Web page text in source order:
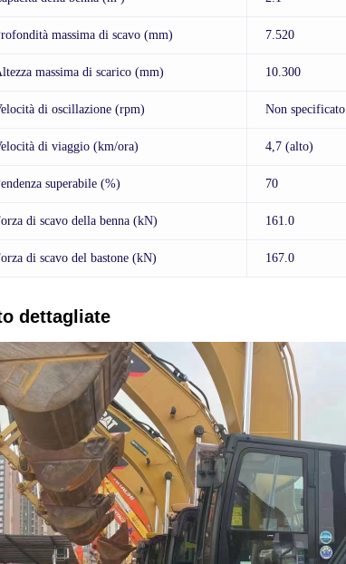
massima di scavo (mm) 7.520
massima di scarico (mm) 10.300
di oscillazione (rpm) Non specificato
di viaggio (km/ora) 4,7 (alto)
superabile (%) 70
di scavo della benna (kN) 161.0
di scavo del bastone (kN) 167.0
dettagliate